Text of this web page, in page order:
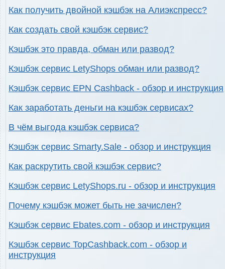
Как получить двойной кэшбэк на Алиэкспресс?
Как создать свой кэшбэк сервис?
Кэшбэк это правда, обман или развод?
Кэшбэк сервис LetyShops обман или развод?
Кэшбэк сервис EPN Cashback - обзор и инструкция
Как заработать деньги на кэшбэк сервисах?
В чём выгода кэшбэк сервиса?
Кэшбэк сервис Smarty.Sale - обзор и инструкция
Как раскрутить свой кэшбэк сервис?
Кэшбэк сервис LetyShops.ru - обзор и инструкция
Почему кэшбэк может быть не зачислен?
Кэшбэк сервис Ebates.com - обзор и инструкция
Кэшбэк сервис TopCashback.com - обзор и
инструкция